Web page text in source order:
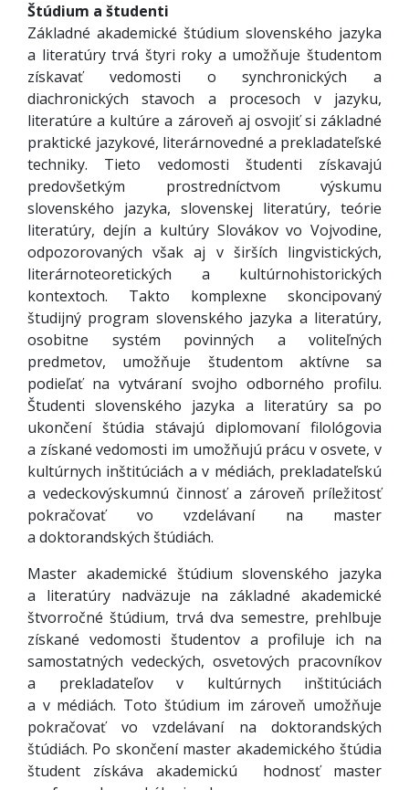
Štúdium a študenti
Základné akademické štúdium slovenského jazyka
a literatúry trvá štyri roky a umožňuje študentom
získavať vedomosti o synchronických a
diachronických stavoch a procesoch v jazyku,
literatúre a kultúre a zároveň aj osvojiť si základné
praktické jazykové, literárnovedné a prekladateľské
techniky. Tieto vedomosti študenti získavajú
predovšetkým prostredníctvom výskumu
slovenského jazyka, slovenskej literatúry, teórie
literatúry, dejín a kultúry Slovákov vo Vojvodine,
odpozorovaných však aj v širších lingvistických,
literárnoteoretických a kultúrnohistorických
kontextoch. Takto komplexne skoncipovaný
študijný program slovenského jazyka a literatúry,
osobitne systém povinných a voliteľných
predmetov, umožňuje študentom aktívne sa
podieľať na vytváraní svojho odborného profilu.
Študenti slovenského jazyka a literatúry sa po
ukončení štúdia stávajú diplomovaní filológovia
a získané vedomosti im umožňujú prácu v osvete, v
kultúrnych inštitúciách a v médiách, prekladateľskú
a vedeckovýskumnú činnosť a zároveň príležitosť
pokračovať vo vzdelávaní na master
a doktorandských štúdiách.
Master akademické štúdium slovenského jazyka
a literatúry nadväzuje na základné akademické
štvorročné štúdium, trvá dva semestre, prehlbuje
získané vedomosti študentov a profiluje ich na
samostatných vedeckých, osvetových pracovníkov
a prekladateľov v kultúrnych inštitúciách
a v médiách. Toto štúdium im zároveň umožňuje
pokračovať vo vzdelávaní na doktorandských
štúdiách. Po skončení master akademického štúdia
študent získáva akademickú hodnosť master